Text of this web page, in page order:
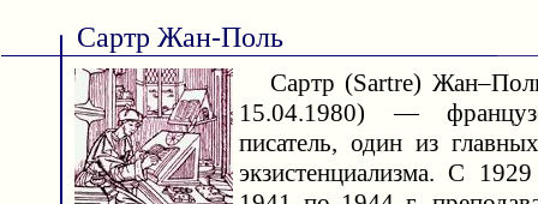
Сартр Жан-Поль
Сартр (Sartre)
15.04.1980) —
писатель, один из
экзистенциализма. С